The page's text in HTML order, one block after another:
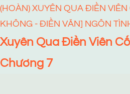
(HOÀN) XUYÊN QUA ĐIỀN
KHÔNG - ĐIỀN VĂN] NGÔN
Xuyên Qua Điền Viên
Chương 7